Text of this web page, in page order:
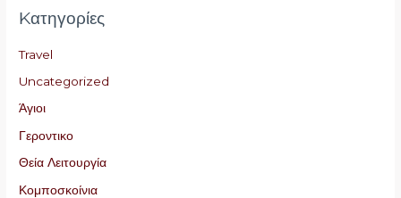
Kατηγορίες
Travel
Uncategorized
Άγιοι
Γεροντικο
Θεία Λειτουργία
Κομποσκοίνια